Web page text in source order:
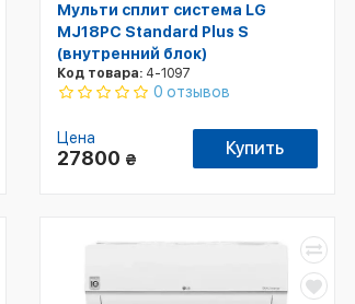
Мульти сплит система LG
MJ18PC Standard Plus S
(внутренний блок)
Код товара:4-1097
0 отзывов
Цена
27800 ₴
Купить